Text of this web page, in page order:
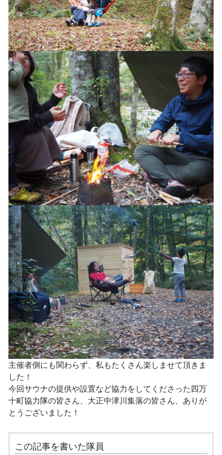
主催者側にも関わらず、私もたくさん楽しませて頂きま
した！
今回サウナの提供や設置など協力をしてくださった四万
十町協力隊の皆さん、大正中津川集落の皆さん、ありが
とうございました！
この記事を書いた隊員